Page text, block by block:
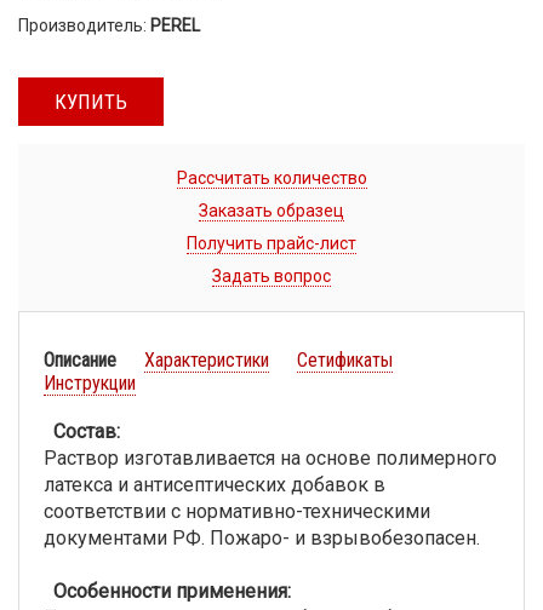
Производитель: PEREL
КУПИТЬ
Рассчитать количество
Заказать образец
Получить прайс-лист
Задать вопрос
Описание Характеристики
Сетификаты
Инструкции
Состав:
Раствор изготавливается на основе полимерного
латекса и антисептических добавок в
соответствии с нормативно-техническими
документами РФ. Пожаро- и взрывобезопасен.
Особенности применения: